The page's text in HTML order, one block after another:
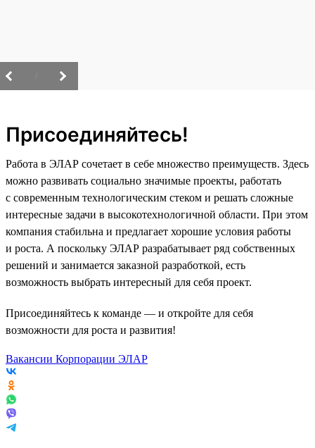
Присоединяйтесь!
Работа в ЭЛАР сочетает в себе множество преимуществ. Здесь
можно развивать социально значимые проекты, работать
с современным технологическим стеком и решать сложные
интересные задачи в высокотехнологичной области. При этом
компания стабильна и предлагает хорошие условия работы
и роста. А поскольку ЭЛАР разрабатывает ряд собственных
решений и занимается заказной разработкой, есть
возможность выбрать интересный для себя проект.
Присоединяйтесь к команде — и откройте для себя
возможности для роста и развития!
Вакансии Корпорации ЭЛАР